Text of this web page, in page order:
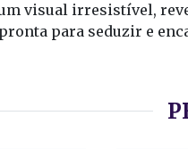
visual irresistível,
para seduzir e